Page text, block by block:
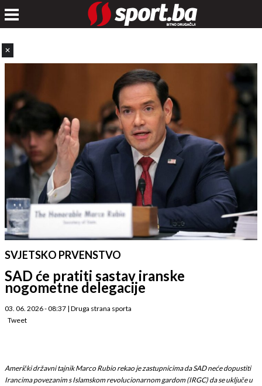
✕
SVJETSKO PRVENSTVO
SAD će pratiti sastav iranske
nogometne delegacije
03. 06. 2026 - 08:37 | Druga strana sporta
Tweet
Američki državni tajnik Marco Rubio rekao je zastupnicima da SAD neće dopustiti
Irancima povezanim s Islamskom revolucionarnom gardom (IRGC) da se uključe u